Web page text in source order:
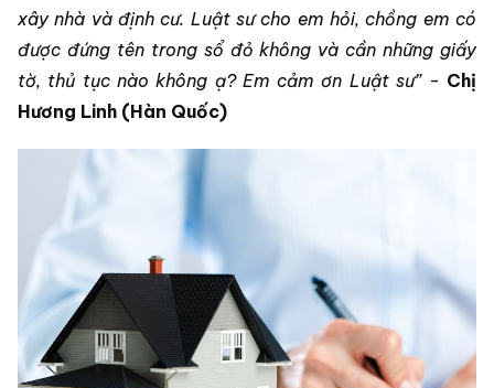
xây nhà và định cư. Luật sư cho em hỏi, chồng em có
được đứng tên trong sổ đỏ không và cần những giấy
tờ, thủ tục nào không ạ? Em cảm ơn Luật sư”- Chị
Hương Linh (Hàn Quốc)